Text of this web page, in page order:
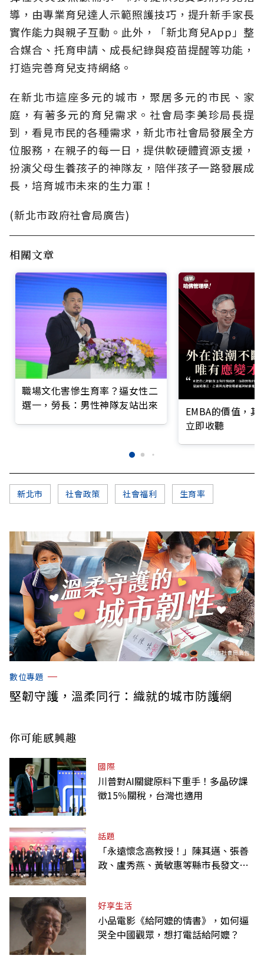
導，由專業育兒達人示範照護技巧，提升新手家長
實作能力與親子互動。此外，「新北育兒App」整
合媒合、托育申請、成長紀錄與疫苗提醒等功能，
打造完善育兒支持網絡。
在新北市這座多元的城市，聚居多元的市民、家
庭，有著多元的育兒需求。社會局李美珍局長提
到，看見市民的各種需求，新北市社會局發展全方
位服務，在親子的每一日，提供軟硬體資源支援，
扮演父母生養孩子的神隊友，陪伴孩子一路發展成
長，培育城市未來的生力軍！
(新北市政府社會局廣告)
相關文章
職場文化害慘生育率？逼女性二
選一，勞長：男性神隊友站出來
EMBA的價值，
立即收聽
新北市 社會政策 社會福利 生育率
數位專題
堅韌守護，溫柔同行：織就的城市防護網
你可能感興趣
國際
川普對AI關鍵原料下重手！多晶矽課
徵15％關稅，台灣也適用
話題
「永遠懷念高教授！」陳其邁、張善
政、盧秀燕、黃敏惠等縣市長發文弔
好享生活
小品電影《給阿嬤的情書》，如何逼
哭全中國觀眾，想打電話給阿嬤？